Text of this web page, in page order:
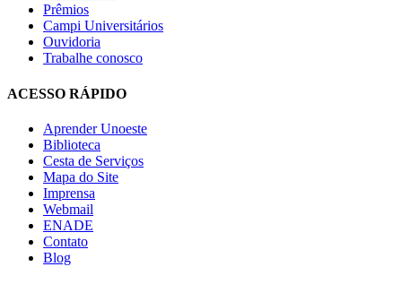
Prêmios
Campi Universitários
Ouvidoria
Trabalhe conosco
ACESSO RÁPIDO
Aprender Unoeste
Biblioteca
Cesta de Serviços
Mapa do Site
Imprensa
Webmail
ENADE
Contato
Blog